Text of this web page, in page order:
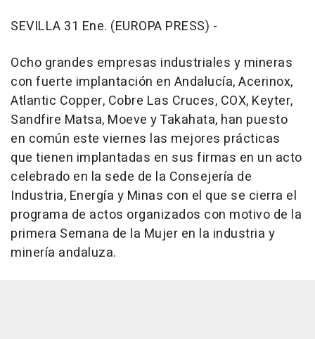
SEVILLA 31 Ene. (EUROPA PRESS) -
Ocho grandes empresas industriales y mineras
con fuerte implantación en Andalucía, Acerinox,
Atlantic Copper, Cobre Las Cruces, COX, Keyter,
Sandfire Matsa, Moeve y Takahata, han puesto
en común este viernes las mejores prácticas
que tienen implantadas en sus firmas en un acto
celebrado en la sede de la Consejería de
Industria, Energía y Minas con el que se cierra el
programa de actos organizados con motivo de la
primera Semana de la Mujer en la industria y
minería andaluza.